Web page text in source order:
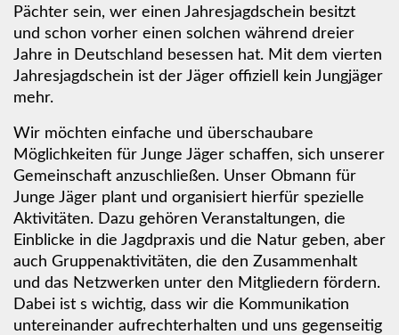
Pächter sein, wer einen Jahresjagdschein besitzt
und schon vorher einen solchen während dreier
Jahre in Deutschland besessen hat. Mit dem vierten
Jahresjagdschein ist der Jäger offiziell kein Jungjäger
mehr.
Wir möchten einfache und überschaubare
Möglichkeiten für Junge Jäger schaffen, sich unserer
Gemeinschaft anzuschließen. Unser Obmann für
Junge Jäger plant und organisiert hierfür spezielle
Aktivitäten. Dazu gehören Veranstaltungen, die
Einblicke in die Jagdpraxis und die Natur geben, aber
auch Gruppenaktivitäten, die den Zusammenhalt
und das Netzwerken unter den Mitgliedern fördern.
Dabei ist s wichtig, dass wir die Kommunikation
untereinander aufrechterhalten und uns gegenseitig